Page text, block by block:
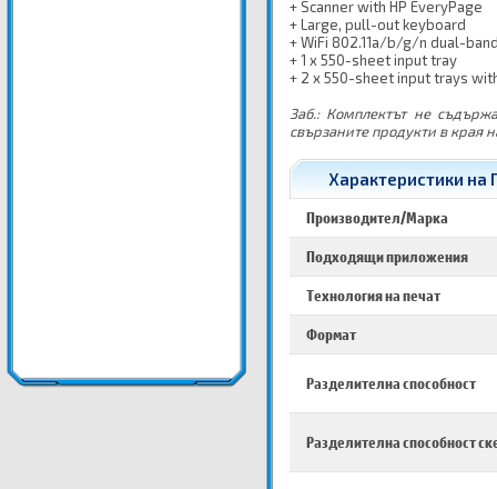
+ Scanner with HP EveryPage
+ Large, pull-out keyboard
+ WiFi 802.11a/b/g/n dual-
+ 1 x 550-sheet input tray
+ 2 x 550-sheet input trays
Заб.: Комплектът не
свързаните продукти в края
Характеристики на
Производител/Марка
Подходящи приложения
Технология на печат
Формат
Разделителна способност
Разделителна способност